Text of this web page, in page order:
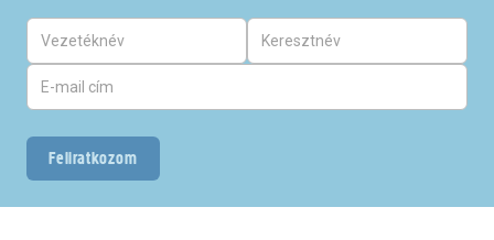
Feliratkozom